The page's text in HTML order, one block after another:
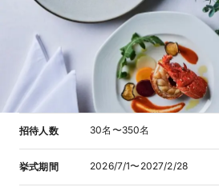
招待人数 30名〜350名
挙式期間 2026/7/1〜2027/2/28